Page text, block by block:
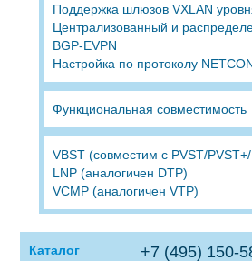
Поддержка шлюзов VXLAN
Централизованный и
BGP-EVPN
Настройка по протоколу
Функциональная совместимость
VBST (совместим с PVST/
LNP (аналогичен DTP)
VCMP (аналогичен VTP)
Каталог +7 (495) 150-